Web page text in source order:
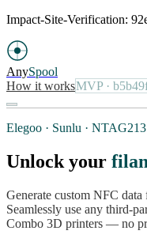
Impact-Site-Verification:
AnySpool
How it worksMVP·
Elegoo · Sunlu ·
Unlock your
Generate custom NFC
Seamlessly use any third-
Combo 3D printers — no